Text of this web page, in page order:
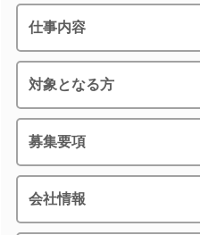
仕事内容
対象となる方
募集要項
会社情報